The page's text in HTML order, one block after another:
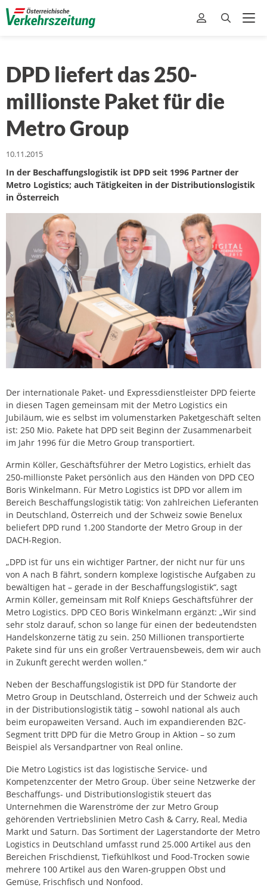
DPD liefert das 250-
millionste Paket für die
Metro Group
10.11.2015
In der Beschaffungslogistik ist DPD seit 1996 Partner der
Metro Logistics; auch Tätigkeiten in der Distributionslogistik
in Österreich
Der internationale Paket- und Expressdienstleister DPD feierte
in diesen Tagen gemeinsam mit der Metro Logistics ein
Jubiläum, wie es selbst im volumenstarken Paketgeschäft selten
ist: 250 Mio. Pakete hat DPD seit Beginn der Zusammenarbeit
im Jahr 1996 für die Metro Group transportiert.
Armin Köller, Geschäftsführer der Metro Logistics, erhielt das
250-millionste Paket persönlich aus den Händen von DPD CEO
Boris Winkelmann. Für Metro Logistics ist DPD vor allem im
Bereich Beschaffungslogistik tätig: Von zahlreichen Lieferanten
in Deutschland, Österreich und der Schweiz sowie Benelux
beliefert DPD rund 1.200 Standorte der Metro Group in der
DACH-Region.
„DPD ist für uns ein wichtiger Partner, der nicht nur für uns
von A nach B fährt, sondern komplexe logistische Aufgaben zu
bewältigen hat – gerade in der Beschaffungslogistik“, sagt
Armin Köller, gemeinsam mit Rolf Knieps Geschäftsführer der
Metro Logistics. DPD CEO Boris Winkelmann ergänzt: „Wir sind
sehr stolz darauf, schon so lange für einen der bedeutendsten
Handelskonzerne tätig zu sein. 250 Millionen transportierte
Pakete sind für uns ein großer Vertrauensbeweis, dem wir auch
in Zukunft gerecht werden wollen.“
Neben der Beschaffungslogistik ist DPD für Standorte der
Metro Group in Deutschland, Österreich und der Schweiz auch
in der Distributionslogistik tätig – sowohl national als auch
beim europaweiten Versand. Auch im expandierenden B2C-
Segment tritt DPD für die Metro Group in Aktion – so zum
Beispiel als Versandpartner von Real online.
Die Metro Logistics ist das logistische Service- und
Kompetenzcenter der Metro Group. Über seine Netzwerke der
Beschaffungs- und Distributionslogistik steuert das
Unternehmen die Warenströme der zur Metro Group
gehörenden Vertriebslinien Metro Cash & Carry, Real, Media
Markt und Saturn. Das Sortiment der Lagerstandorte der Metro
Logistics in Deutschland umfasst rund 25.000 Artikel aus den
Bereichen Frischdienst, Tiefkühlkost und Food-Trocken sowie
mehrere 100 Artikel aus den Waren-gruppen Obst und
Gemüse, Frischfisch und Nonfood.